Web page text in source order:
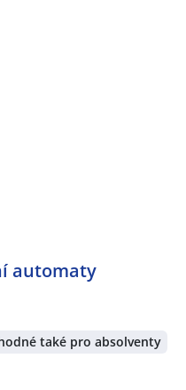
automaty
také pro absolventy